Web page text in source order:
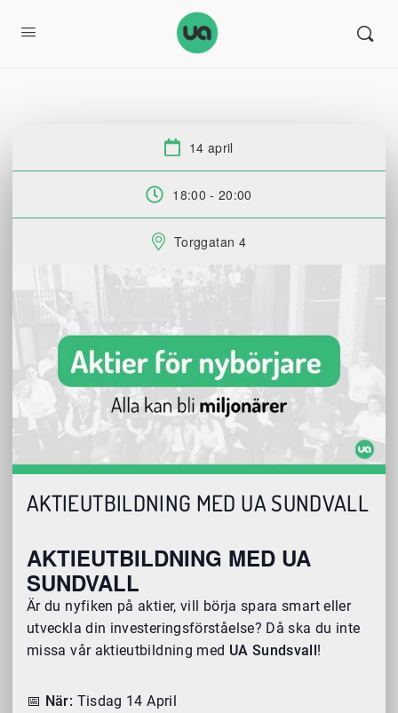
Datum:
14 april
Tid:
18:00 - 20:00
Plats:
Torggatan 4
AKTIEUTBILDNING MED UA SUNDVALL
AKTIEUTBILDNING MED UA
SUNDVALL
Är du nyfiken på aktier, vill börja spara smart eller
utveckla din investeringsförståelse? Då ska du inte
missa vår aktieutbildning med UA Sundsvall !
📅 När: Tisdag 14 April